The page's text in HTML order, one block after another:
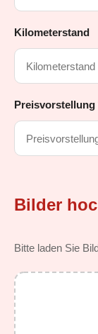
Kilometerstand
Preisvorstellung
Bilder
Bitte laden Sie